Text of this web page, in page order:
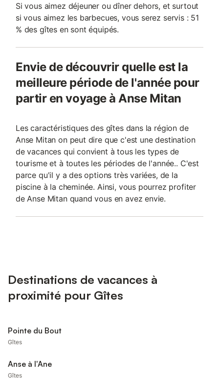
Si vous aimez déjeuner ou dîner dehors, et surtout
si vous aimez les barbecues, vous serez servis : 51
% des gîtes en sont équipés.
Envie de découvrir quelle est la
meilleure période de l'année pour
partir en voyage à Anse Mitan
Les caractéristiques des gîtes dans la région de
Anse Mitan on peut dire que c'est une destination
de vacances qui convient à tous les types de
tourisme et à toutes les périodes de l'année.. C'est
parce qu'il y a des options très variées, de la
piscine à la cheminée. Ainsi, vous pourrez profiter
de Anse Mitan quand vous en avez envie.
Destinations de vacances à
proximité pour Gîtes
Pointe du Bout
Gîtes
Anse à l'Ane
Gîtes